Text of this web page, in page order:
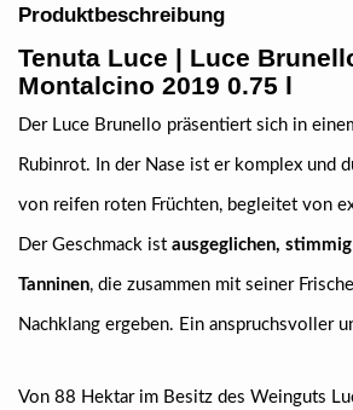
Produktbeschreibung
Tenuta Luce | Luce
Montalcino 2019 0.75 l
Der Luce Brunello präsentiert sich in
Rubinrot. In der Nase ist er komplex und
von reifen roten Früchten, begleitet von
Der Geschmack ist ausgeglichen,
Tanninen, die zusammen mit seiner
Nachklang ergeben. Ein anspruchsvoller
Von 88 Hektar im Besitz des Weinguts